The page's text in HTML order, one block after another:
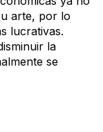
arte, por lo
lucrativas.
la
se